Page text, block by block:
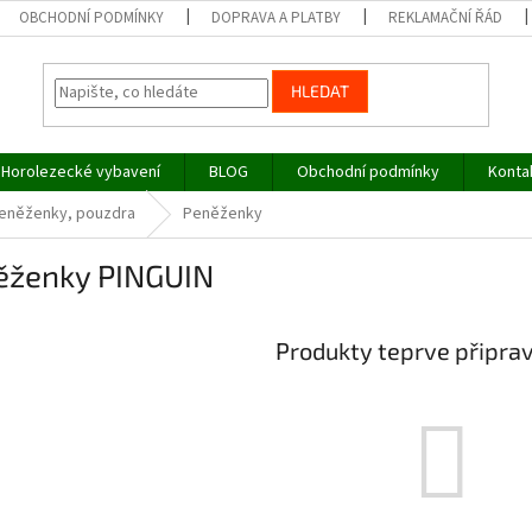
OBCHODNÍ PODMÍNKY DOPRAVA A PLATBY REKLAMAČNÍ ŘÁD
HLEDAT
Horolezecké vybavení BLOG Obchodní podmínky
pouzdra Peněženky
PINGUIN
Produkty teprve